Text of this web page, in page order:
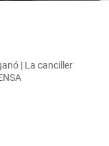
| La canciller